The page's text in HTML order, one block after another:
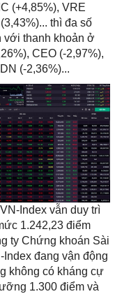
(+4,85%), VRE
thì đa số
với thanh khoản ở
CEO (-2,97%),
(-2,36%)...
Index vẫn duy trì
1.242,23 điểm
ty Chứng khoán Sài
đang vận động
không có kháng cự
1.300 điểm và